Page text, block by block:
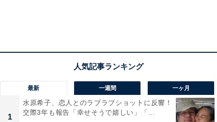
最新 一週間 一ヶ月
1
水原希子、恋人とのラブラブショットに反響！
交際3年も報告「幸せそうで嬉しい」「...